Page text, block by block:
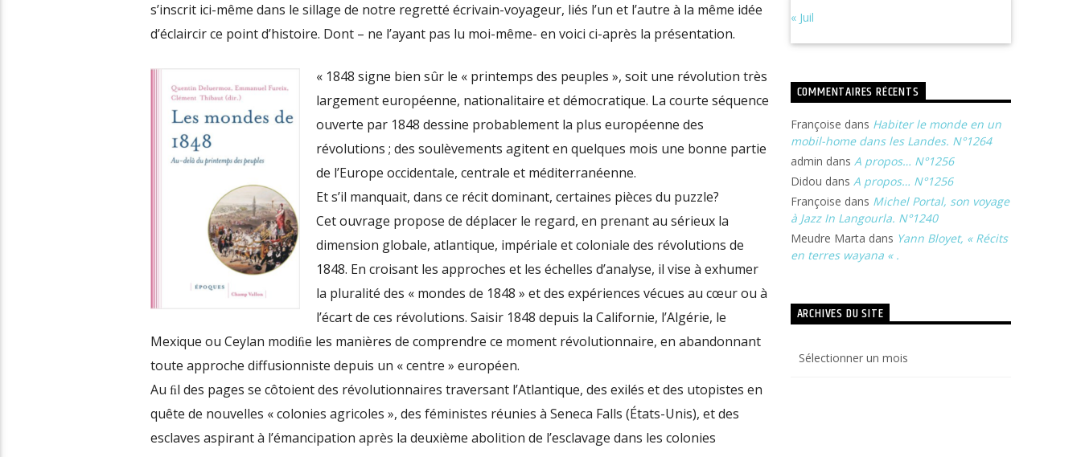
s’inscrit ici-même dans le sillage de notre regretté écrivain-voyageur, liés l’un et l’autre à la même idée
d’éclaircir ce point d’histoire. Dont – ne l’ayant pas lu moi-même- en voici ci-après la présentation.
« 1848 signe bien sûr le « printemps des peuples », soit une révolution très
largement européenne, nationalitaire et démocratique. La courte séquence
ouverte par 1848 dessine probablement la plus européenne des
révolutions ; des soulèvements agitent en quelques mois une bonne partie
de l’Europe occidentale, centrale et méditerranéenne.
Et s’il manquait, dans ce récit dominant, certaines pièces du puzzle?
Cet ouvrage propose de déplacer le regard, en prenant au sérieux la
dimension globale, atlantique, impériale et coloniale des révolutions de
1848. En croisant les approches et les échelles d’analyse, il vise à exhumer
la pluralité des « mondes de 1848 » et des expériences vécues au cœur ou à
l’écart de ces révolutions. Saisir 1848 depuis la Californie, l’Algérie, le
Mexique ou Ceylan modiﬁe les manières de comprendre ce moment révolutionnaire, en abandonnant
toute approche diffusionniste depuis un « centre » européen.
Au ﬁl des pages se côtoient des révolutionnaires traversant l’Atlantique, des exilés et des utopistes en
quête de nouvelles « colonies agricoles », des féministes réunies à Seneca Falls (États-Unis), et des
esclaves aspirant à l’émancipation après la deuxième abolition de l’esclavage dans les colonies
« Juil
COMMENTAIRES RÉCENTS
Françoise dans Habiter le monde en un
mobil-home dans les Landes. N°1264
admin dans A propos… N°1256
Didou dans A propos… N°1256
Françoise dans Michel Portal, son voyage
à Jazz In Langourla. N°1240
Meudre Marta dans Yann Bloyet, « Récits
en terres wayana « .
ARCHIVES DU SITE
du